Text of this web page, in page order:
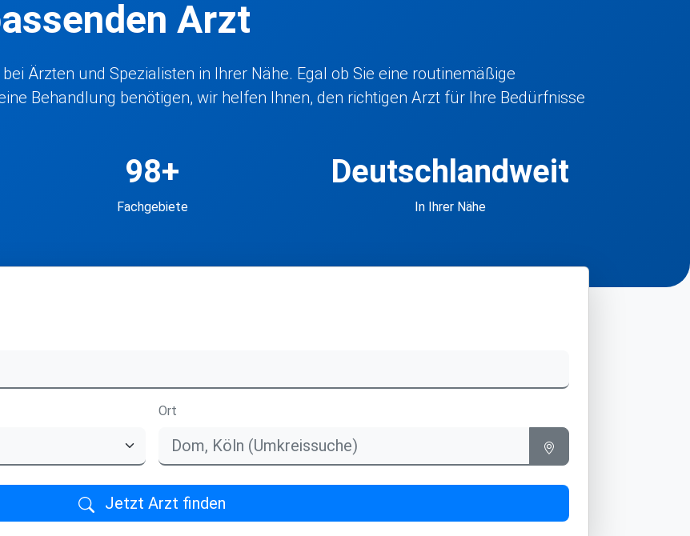
Arzt
Ärzten und Spezialisten in Ihrer Nähe. Egal ob Sie eine routinemäßige
Behandlung benötigen, wir helfen Ihnen, den richtigen Arzt für Ihre Bedürfnisse
98+
Fachgebiete
Deutschlandweit
In Ihrer Nähe
Ort
Jetzt Arzt finden